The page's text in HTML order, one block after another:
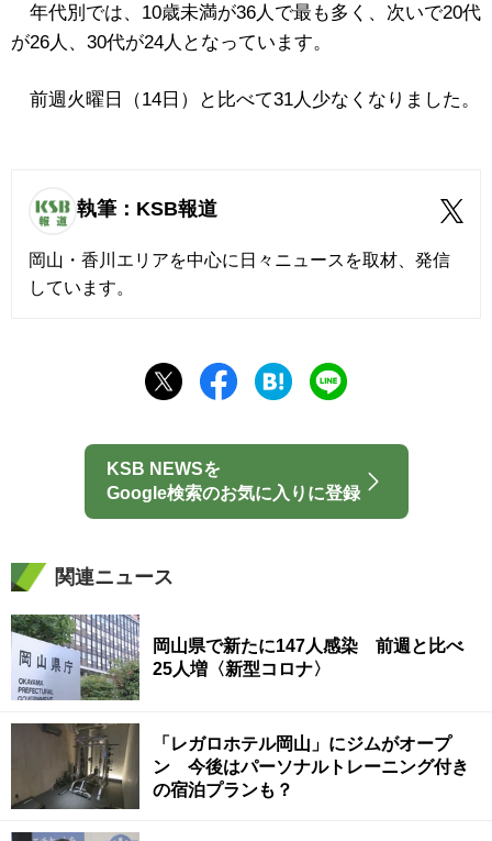
年代別では、10歳未満が36人で最も多く、次いで20代
が26人、30代が24人となっています。
前週火曜日（14日）と比べて31人少なくなりました。
執筆：KSB報道
岡山・香川エリアを中心に日々ニュースを取材、発信
しています。
KSB NEWSを
Google検索のお気に入りに登録
関連ニュース
岡山県で新たに147人感染 前週と比べ
25人増〈新型コロナ〉
「レガロホテル岡山」にジムがオープ
ン 今後はパーソナルトレーニング付き
の宿泊プランも？